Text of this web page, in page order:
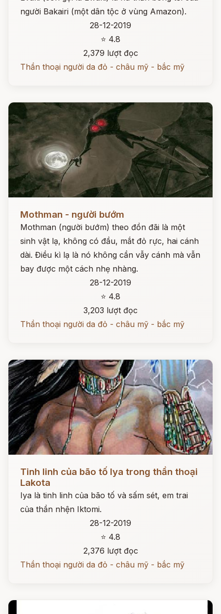
người Bakairi (một dân tộc ở vùng Amazon).
28-12-2019
⭐ 4.8
2,379 lượt đọc
Thần thoại người da đỏ - châu mỹ - bắc mỹ
Mothman - người bướm
Mothman (người bướm) theo đồn đãi là một
sinh vật lạ, không có đầu, mắt đỏ rực, hai cánh
dài. Điều kì lạ là nó không cần vẫy cánh mà vẫn
bay được một cách nhẹ nhàng.
28-12-2019
⭐ 4.8
3,203 lượt đọc
Thần thoại người da đỏ - châu mỹ - bắc mỹ
Tinh linh của bão tố Iya trong thần thoại
Lakota
Iya là tinh linh của bão tố và sấm sét, em trai
của thần nhện Iktomi.
28-12-2019
⭐ 4.8
2,376 lượt đọc
Thần thoại người da đỏ - châu mỹ - bắc mỹ